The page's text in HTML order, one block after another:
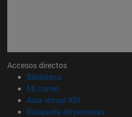
Accesos directos
Biblioteca
Mi correo(abre en nueva
Aula virtual ADI
Búsqueda de personas(abre